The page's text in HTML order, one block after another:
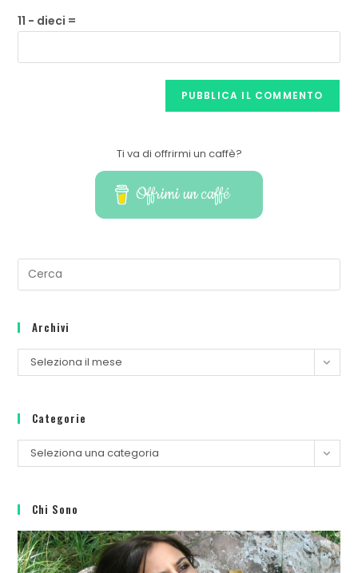
11 − dieci =
Ti va di offrirmi un caffè?
Offrimi un caffé
Archivi
Seleziona il mese
Categorie
Seleziona una categoria
Chi Sono